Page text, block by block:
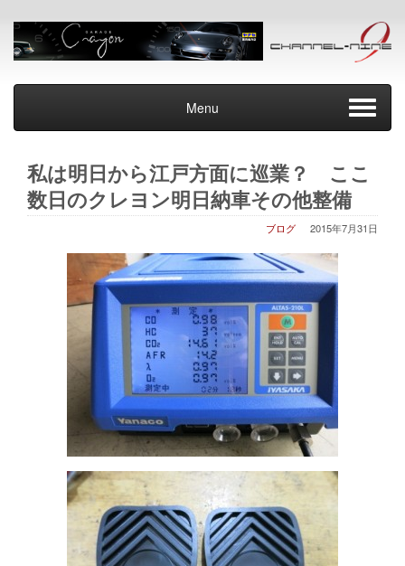
Menu
私は明日から江戸方面に巡業？ ここ
数日のクレヨン明日納車その他整備
2015年7月31日
ブログ